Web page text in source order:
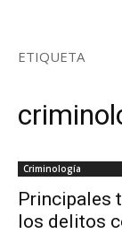
ETIQUETA
Criminología
Principales
los delitos